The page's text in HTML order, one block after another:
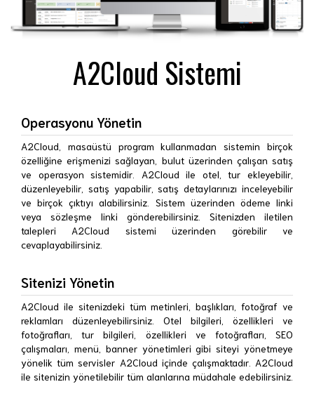
A2Cloud Sistemi
Operasyonu Yönetin
A2Cloud, masaüstü program kullanmadan sistemin birçok
özelliğine erişmenizi sağlayan, bulut üzerinden çalışan satış
ve operasyon sistemidir. A2Cloud ile otel, tur ekleyebilir,
düzenleyebilir, satış yapabilir, satış detaylarınızı inceleyebilir
ve birçok çıktıyı alabilirsiniz. Sistem üzerinden ödeme linki
veya sözleşme linki gönderebilirsiniz. Sitenizden iletilen
talepleri A2Cloud sistemi üzerinden görebilir ve
cevaplayabilirsiniz.
Sitenizi Yönetin
A2Cloud ile sitenizdeki tüm metinleri, başlıkları, fotoğraf ve
reklamları düzenleyebilirsiniz. Otel bilgileri, özellikleri ve
fotoğrafları, tur bilgileri, özellikleri ve fotoğrafları, SEO
çalışmaları, menü, banner yönetimleri gibi siteyi yönetmeye
yönelik tüm servisler A2Cloud içinde çalışmaktadır. A2Cloud
ile sitenizin yönetilebilir tüm alanlarına müdahale edebilirsiniz.